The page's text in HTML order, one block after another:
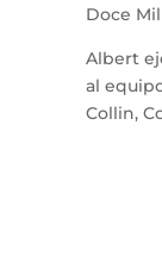
Doce
Albert
al
Collin,